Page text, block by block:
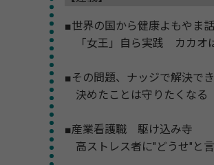
■世界の国から健康よもや
「女王」自ら実践 カカオ
■その問題、ナッジで解決
決めたことは守りたくなる
■産業看護職 駆け込み寺
高ストレス者に"どうせ"と言